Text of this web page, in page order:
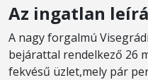
Az ingatlan
A nagy forgalmú
bejárattal rendelkező 26
fekvésű üzlet,mely pár